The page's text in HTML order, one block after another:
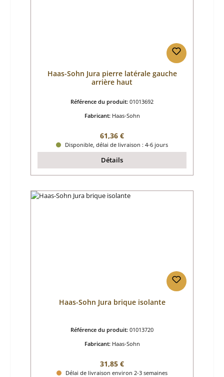
Haas-Sohn Jura pierre latérale gauche
arrière haut
Référence du produit: 01013692
Fabricant: Haas-Sohn
Prix régulier :
61,36 €
Disponible, délai de livraison : 4-6 jours
Détails
Haas-Sohn Jura brique isolante
Référence du produit: 01013720
Fabricant: Haas-Sohn
Prix régulier :
31,85 €
Délai de livraison environ 2-3 semaines